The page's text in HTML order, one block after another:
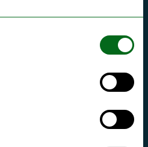
og personvern